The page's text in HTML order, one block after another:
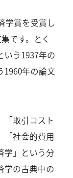
学賞を受賞し
です。とく
いう1937年の
1960年の論文
「取引コスト
「社会的費用
学」という分
学の古典中の